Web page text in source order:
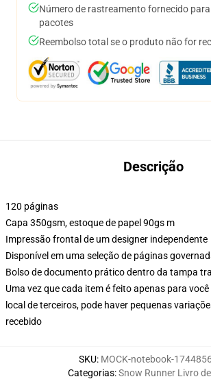
Número de rastreamento fornecido
pacotes
Reembolso total se o produto não for
Descrição
120 páginas
Capa 350gsm, estoque de papel 90gs m
Impressão frontal de um designer independente
Disponível em uma seleção de páginas
Bolso de documento prático dentro da tampa
Uma vez que cada item é feito apenas para
local de terceiros, pode haver pequenas
recebido
SKU: MOCK-notebook-
Categorias:Snow Runner Livro